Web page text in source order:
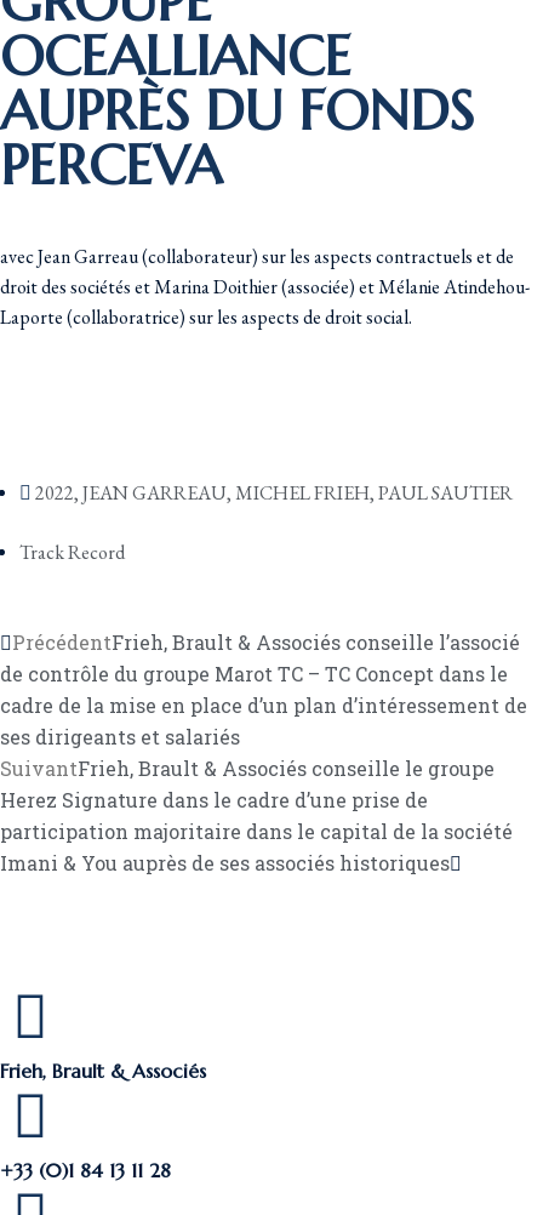
OCEALLIANCE
AUPRÈS DU FONDS
PERCEVA
avec Jean Garreau (collaborateur) sur les aspects contractuels et de
droit des sociétés et Marina Doithier (associée) et Mélanie Atindehou-
Laporte (collaboratrice) sur les aspects de droit social.
2022,JEAN GARREAU,MICHEL FRIEH,PAUL SAUTIER
Track Record
PrécédentFrieh, Brault & Associés conseille l’associé
de contrôle du groupe Marot TC – TC Concept dans le
cadre de la mise en place d’un plan d’intéressement de
ses dirigeants et salariés
SuivantFrieh, Brault & Associés conseille le groupe
Herez Signature dans le cadre d’une prise de
participation majoritaire dans le capital de la société
Imani & You auprès de ses associés historiques
Frieh, Brault & Associés
+33 (0)1 84 13 11 28